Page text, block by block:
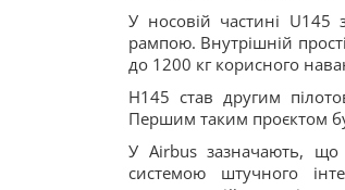
У носовій частині U145
рампою. Внутрішній
до 1200 кг корисного
H145 став другим
Першим таким проєктом
У Airbus зазначають, що
системою штучного